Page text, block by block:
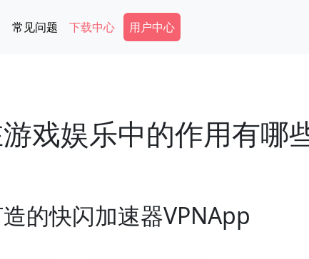
常见问题 下载中心 Secondary Menu
用户中心
戏娱乐中的作用有哪
的快闪加速器VPNApp